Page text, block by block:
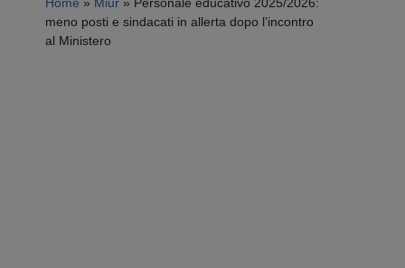
meno posti e sindacati in allerta dopo l’incontro
al Ministero